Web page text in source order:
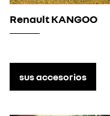
Renault KANGOO
sus accesorios